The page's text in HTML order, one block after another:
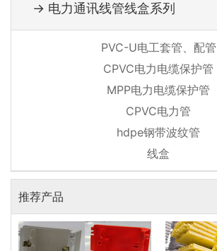
→ 电力通讯线管线盒系列
PVC-U电工套管、配管
CPVC电力电缆保护管
MPP电力电缆保护管
CPVC电力管
hdpe钢带波纹管
线盒
推荐产品